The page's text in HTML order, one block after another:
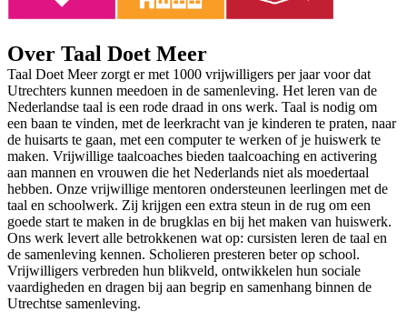
Over Taal Doet Meer
Taal Doet Meer zorgt er met 1000 vrijwilligers per jaar voor dat
Utrechters kunnen meedoen in de samenleving. Het leren van de
Nederlandse taal is een rode draad in ons werk. Taal is nodig om
een baan te vinden, met de leerkracht van je kinderen te praten, naar
de huisarts te gaan, met een computer te werken of je huiswerk te
maken. Vrijwillige taalcoaches bieden taalcoaching en activering
aan mannen en vrouwen die het Nederlands niet als moedertaal
hebben. Onze vrijwillige mentoren ondersteunen leerlingen met de
taal en schoolwerk. Zij krijgen een extra steun in de rug om een
goede start te maken in de brugklas en bij het maken van huiswerk.
Ons werk levert alle betrokkenen wat op: cursisten leren de taal en
de samenleving kennen. Scholieren presteren beter op school.
Vrijwilligers verbreden hun blikveld, ontwikkelen hun sociale
vaardigheden en dragen bij aan begrip en samenhang binnen de
Utrechtse samenleving.